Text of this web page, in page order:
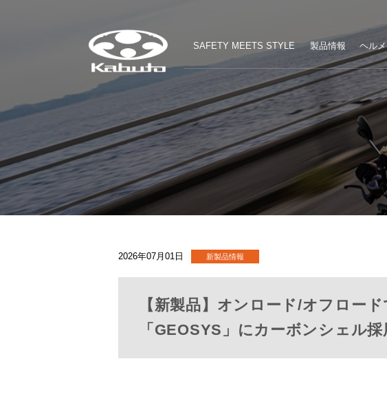
SAFETY MEETS STYLE 製品情報 ヘル
2026年07月01日
【新製品】オンロード/オフロー
「GEOSYS」にカーボンシェル